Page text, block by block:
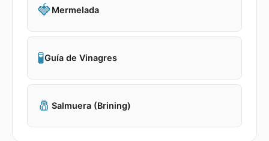
🍓 Mermelada
🧪Guía de Vinagres
🧂 Salmuera (Brining)